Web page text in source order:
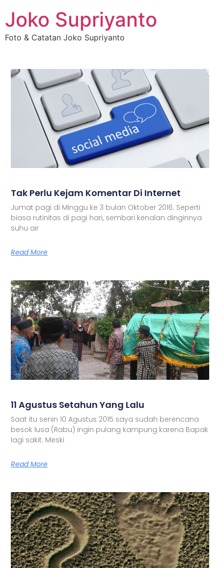
Joko Supriyanto
Foto & Catatan Joko Supriyanto
Tak Perlu Kejam Komentar Di Internet
Jumat pagi di Minggu ke 3 bulan Oktober 2016. Seperti
biasa rutinitas di pagi hari, sembari kenalan dinginnya
suhu air
Read More
11 Agustus Setahun Yang Lalu
Saat itu senin 10 Agustus 2015 saya sudah berencana
besok lusa (Rabu) ingin pulang kampung karena Bapak
lagi sakit. Meski
Read More